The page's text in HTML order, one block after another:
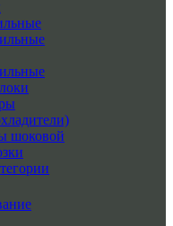
шоковой